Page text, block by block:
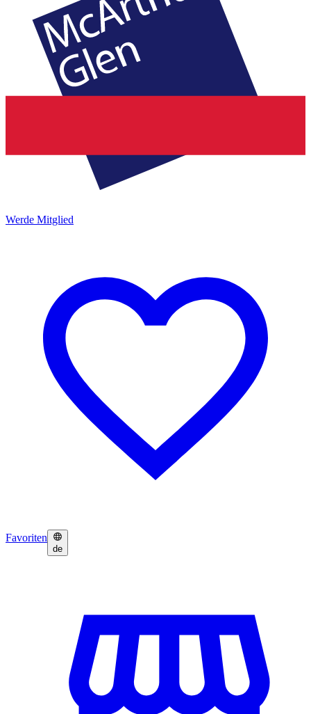
Werde Mitglied
Favoriten
de